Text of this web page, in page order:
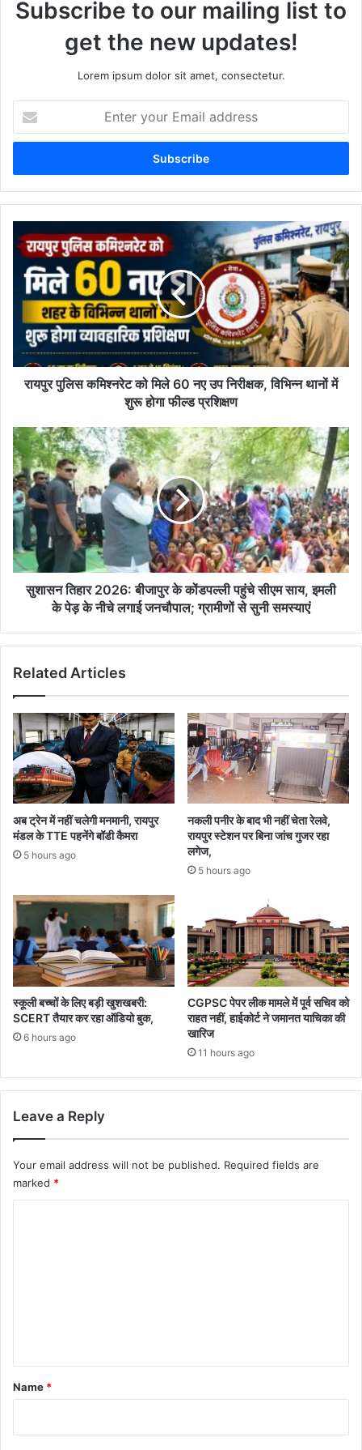
Subscribe to our mailing list to
get the new updates!
Lorem ipsum dolor sit amet, consectetur.
your
Email
पुलिस
कमिश्नरेट
मिले
निरीक्षक,
विभिन्न
शुरू
होगा
फील्ड
प्रशिक्षण
रायपुर पुलिस कमिश्नरेट को मिले 60 नए उप निरीक्षक, विभिन्न थानों में
शुरू होगा फील्ड प्रशिक्षण
सुशासन
तिहार
2026:
बीजापुर
के
कोंडपल्ली
पहुंचे
सीएम
साय,
इमली
लगाई
से
सुनी
समस्याएं
सुशासन तिहार 2026: बीजापुर के कोंडपल्ली पहुंचे सीएम साय, इमली
के पेड़ के नीचे लगाई जनचौपाल; ग्रामीणों से सुनी समस्याएं
Related Articles
अब ट्रेन में नहीं चलेगी मनमानी, रायपुर
मंडल के TTE पहनेंगे बॉडी कैमरा
5 hours ago
नकली पनीर के बाद भी नहीं चेता रेलवे,
रायपुर स्टेशन पर बिना जांच गुजर रहा
लगेज,
5 hours ago
स्कूली बच्चों के लिए बड़ी खुशखबरी:
SCERT तैयार कर रहा ऑडियो बुक,
6 hours ago
CGPSC पेपर लीक मामले में पूर्व सचिव को
राहत नहीं, हाईकोर्ट ने जमानत याचिका की
खारिज
11 hours ago
Leave a Reply
Your email address will not be published. Required fields are
marked *
*
Name *